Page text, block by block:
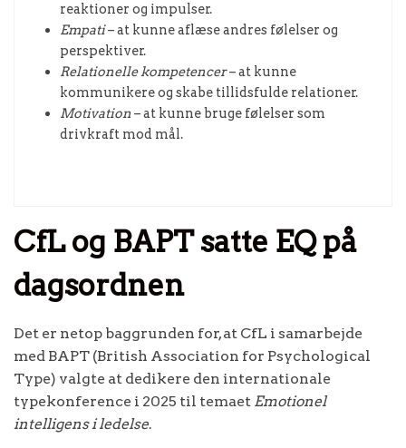
reaktioner og impulser.
Empati– at kunne aflæse andres følelser og
perspektiver.
Relationelle kompetencer– at kunne
kommunikere og skabe tillidsfulde relationer.
Motivation– at kunne bruge følelser som
drivkraft mod mål.
CfL og BAPT satte EQ på
dagsordnen
Det er netop baggrunden for, at CfL i samarbejde
med BAPT (British Association for Psychological
Type) valgte at dedikere den internationale
typekonference i 2025 til temaet Emotionel
intelligens i ledelse.